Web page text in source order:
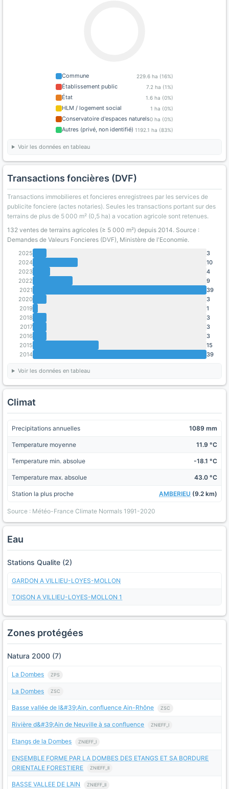
Commune 229.6 ha (16%)
Établissement public 7.2 ha (1%)
État 1.6 ha (0%)
HLM / logement social 1 ha (0%)
Conservatoire d'espaces naturels0 ha (0%)
Autres (privé, non identifié) 1192.1 ha (83%)
Voir les données en tableau
Transactions foncières (DVF)
Transactions immobilieres et foncieres enregistrees par les services de
publicite fonciere (actes notaries). Seules les transactions portant sur des
terrains de plus de 5 000 m² (0,5 ha) a vocation agricole sont retenues.
132 ventes de terrains agricoles (≥ 5 000 m²) depuis 2014. Source :
Demandes de Valeurs Foncieres (DVF), Ministère de l'Economie.
2025
3
2024
10
2023
4
2022
9
2021
39
2020
3
2019
1
2018
3
2017
3
2016
3
2015
15
2014
39
Voir les données en tableau
Climat
Precipitations annuelles 1089 mm
Temperature moyenne 11.9 °C
Temperature min. absolue -18.1 °C
Temperature max. absolue 43.0 °C
Station la plus proche AMBERIEU (9.2 km)
Source : Météo-France Climate Normals 1991-2020
Eau
Stations Qualite (2)
GARDON A VILLIEU-LOYES-MOLLON
TOISON A VILLIEU-LOYES-MOLLON 1
Zones protégées
Natura 2000 (7)
La Dombes ZPS
La Dombes ZSC
Basse vallée de l&#39;Ain, confluence Ain-Rhône ZSC
Rivière d&#39;Ain de Neuville à sa confluence ZNIEFF_I
Etangs de la Dombes ZNIEFF_I
ENSEMBLE FORME PAR LA DOMBES DES ETANGS ET SA BORDURE
ORIENTALE FORESTIERE
ZNIEFF_II
BASSE VALLEE DE L’AIN ZNIEFF_II